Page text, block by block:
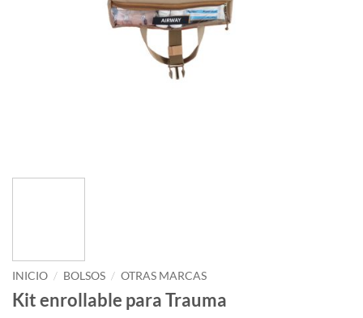
INICIO / BOLSOS / OTRAS MARCAS
Kit enrollable para Trauma